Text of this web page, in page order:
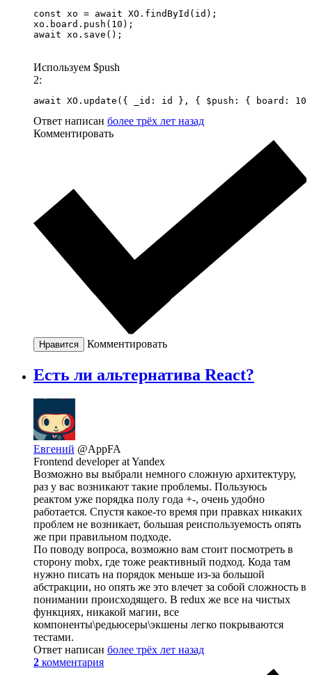
const xo = await XO.findById(id);
xo.board.push(10);
await xo.save();
Используем $push
2:
await XO.update({ _id: id }, { $push: { board:
Ответ написан более трёх лет назад
Комментировать
Нравится Комментировать
Есть ли альтернатива React?
Евгений @AppFA
Frontend developer at Yandex
Возможно вы выбрали немного сложную архитектуру,
раз у вас возникают такие проблемы. Пользуюсь
реактом уже порядка полу года +-, очень удобно
работается. Спустя какое-то время при правках никаких
проблем не возникает, большая реиспользуемость опять
же при правильном подходе.
По поводу вопроса, возможно вам стоит посмотреть в
сторону mobx, где тоже реактивный подход. Кода там
нужно писать на порядок меньше из-за большой
абстракции, но опять же это влечет за собой сложность в
понимании происходящего. В redux же все на чистых
функциях, никакой магии, все
компоненты\редьюсеры\экшены легко покрываются
тестами.
Ответ написан более трёх лет назад
2 комментария